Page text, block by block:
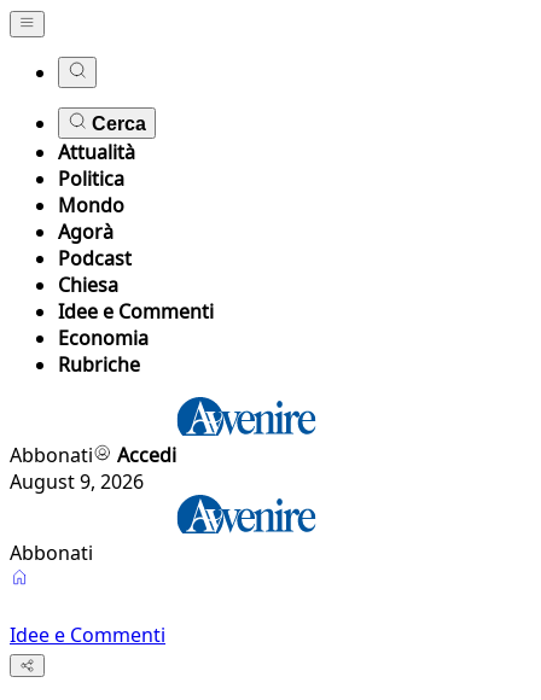
Cerca
Attualità
Politica
Mondo
Agorà
Podcast
Chiesa
Idee e Commenti
Economia
Rubriche
Abbonati
Accedi
August 9, 2026
Abbonati
Idee e Commenti